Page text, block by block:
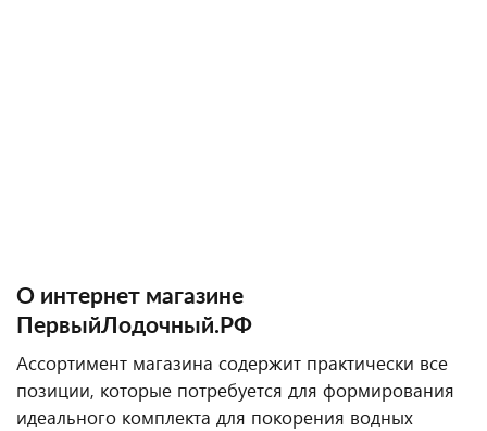
О интернет магазине
ПервыйЛодочный.РФ
Ассортимент магазина содержит практически все
позиции, которые потребуется для формирования
идеального комплекта для покорения водных